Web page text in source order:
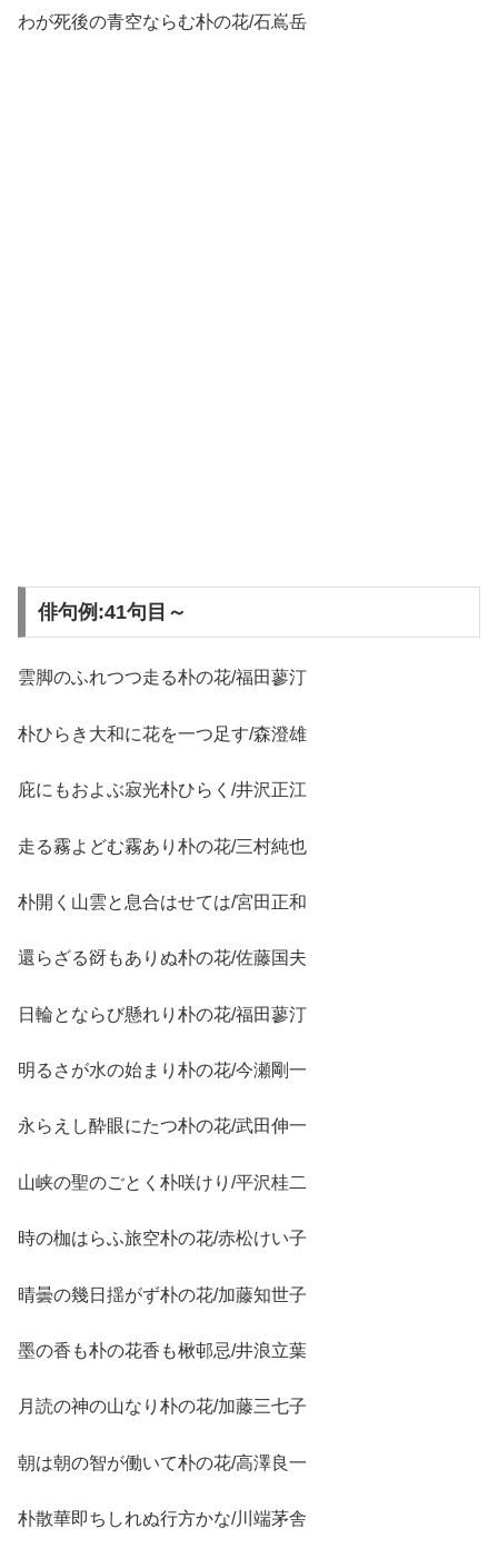
わが死後の青空ならむ朴の花/石嶌岳
俳句例:41句目～
雲脚のふれつつ走る朴の花/福田蓼汀
朴ひらき大和に花を一つ足す/森澄雄
庇にもおよぶ寂光朴ひらく/井沢正江
走る霧よどむ霧あり朴の花/三村純也
朴開く山雲と息合はせては/宮田正和
還らざる谺もありぬ朴の花/佐藤国夫
日輪とならび懸れり朴の花/福田蓼汀
明るさが水の始まり朴の花/今瀬剛一
永らえし酔眼にたつ朴の花/武田伸一
山峡の聖のごとく朴咲けり/平沢桂二
時の枷はらふ旅空朴の花/赤松けい子
晴曇の幾日揺がず朴の花/加藤知世子
墨の香も朴の花香も楸邨忌/井浪立葉
月読の神の山なり朴の花/加藤三七子
朝は朝の智が働いて朴の花/高澤良一
朴散華即ちしれぬ行方かな/川端茅舎